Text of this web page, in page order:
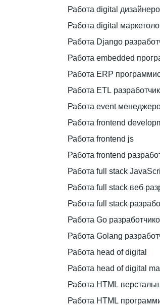
Работа digital
Работа digital
Работа Django
Работа embedded
Работа ERP
Работа ETL
Работа event
Работа frontend
Работа frontend js
Работа frontend
Работа full stack
Работа full stack веб
Работа full stack
Работа Go
Работа Golang
Работа head of digital
Работа head of digital
Работа HTML
Работа HTML